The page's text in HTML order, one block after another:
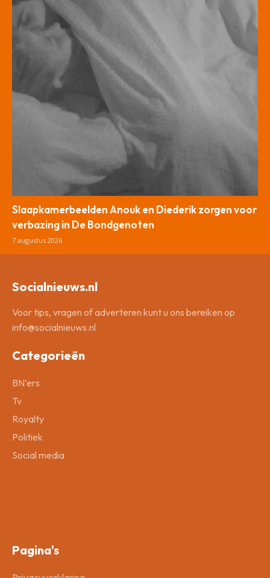
Slaapkamerbeelden Anouk en Diederik zorgen voor
verbazing in De Bondgenoten
7 augustus 2026
Socialnieuws.nl
Voor tips, vragen of adverteren kunt u ons bereiken op
info@socialnieuws.nl
Categorieën
BN’ers
Tv
Royalty
Politiek
Social media
Pagina's